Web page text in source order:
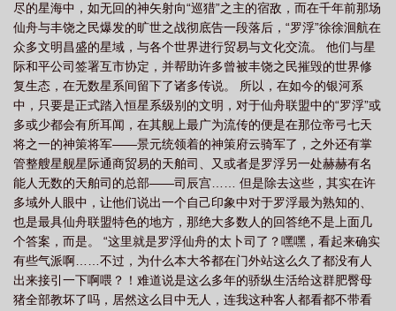
尽的星海中，如无回的神矢射向“巡猎”之主的宿敌，而在千年前那场
仙舟与丰饶之民爆发的旷世之战彻底告一段落后，“罗浮”徐徐洄航在
众多文明昌盛的星域，与各个世界进行贸易与文化交流。 他们与星
际和平公司签署互市协定，并帮助许多曾被丰饶之民摧毁的世界修
复生态，在无数星系间留下了诸多传说。 所以，在如今的银河系
中，只要是正式踏入恒星系级别的文明，对于仙舟联盟中的“罗浮”或
多或少都会有所耳闻，在其舰上最广为流传的便是在那位帝弓七天
将之一的神策将军——景元统领着的神策府云骑军了，之外还有掌
管整艘星舰星际通商贸易的天舶司、又或者是罗浮另一处赫赫有名
能人无数的天舶司的总部——司辰宫…… 但是除去这些，其实在许
多域外人眼中，让他们说出一个自己印象中对于罗浮最为熟知的、
也是最具仙舟联盟特色的地方，那绝大多数人的回答绝不是上面几
个答案，而是。 “这里就是罗浮仙舟的太卜司了？嘿嘿，看起来确实
有些气派啊……不过，为什么本大爷都在门外站这么久了都没有人
出来接引一下啊喂？！难道说是这么多年的骄纵生活给这群肥臀母
猪全部教坏了吗，居然这么目中无人，连我这种客人都看都不带看